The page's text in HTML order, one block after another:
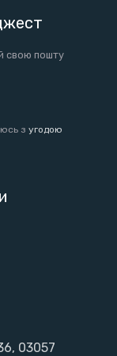
свою пошту
з угодою
03057